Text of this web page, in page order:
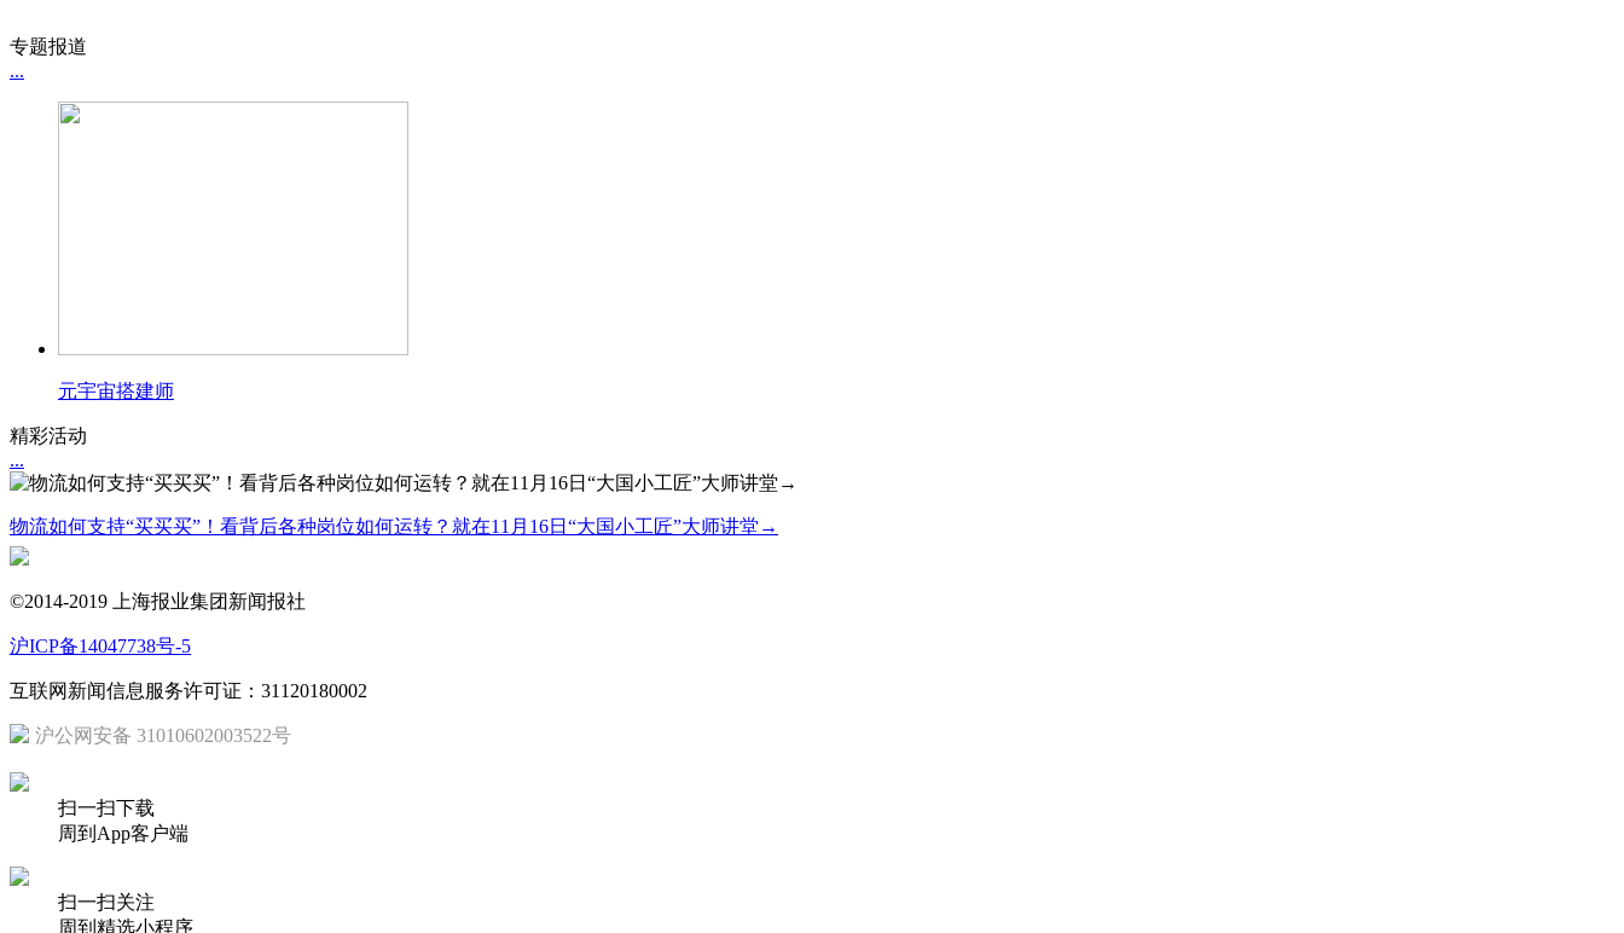
专题报道
...
元宇宙搭建师
精彩活动
...
物流如何支持“买买买”！看背后各种岗位如何运转？就在11月16日“大国小工匠”大师讲堂→
©2014-2019 上海报业集团新闻报社
沪ICP备14047738号-5
互联网新闻信息服务许可证：31120180002
沪公网安备 31010602003522号
扫一扫下载
周到App客户端
扫一扫关注
周到精选小程序